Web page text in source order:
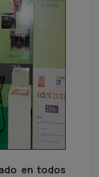
en todos